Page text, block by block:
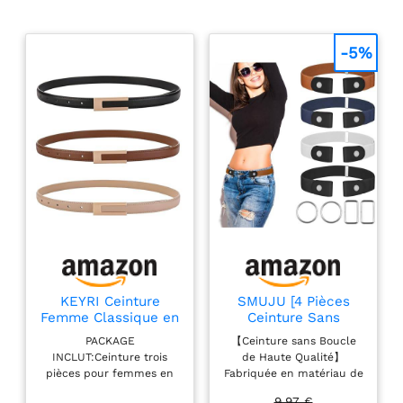
KEYRI Ceinture
Femme Classique en
Cuir Ceinture
Réglable pour Jeans
Pantalon Robe
Décor Casual 105cm
PACKAGE
INCLUT:Ceinture trois
pièces pour femmes en
SMUJU [4 Pièces
Ceinture Sans
Boucle Dégagement
Rapide, Elastique
Femme, Ceintures
Femme Réglables,
Invisibles pour
【Ceinture sans Boucle
de Haute Qualité】
Fabriquée en matériau de
-5%